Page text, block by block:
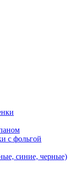
с фольгой
синие, черные)